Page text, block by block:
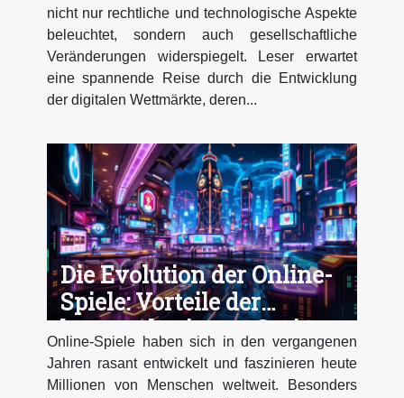
nicht nur rechtliche und technologische Aspekte
beleuchtet, sondern auch gesellschaftliche
Veränderungen widerspiegelt. Leser erwartet
eine spannende Reise durch die Entwicklung
der digitalen Wettmärkte, deren...
Die Evolution der Online-
Spiele: Vorteile der
browserbasierten Casino-
Plattformen
Online-Spiele haben sich in den vergangenen
Jahren rasant entwickelt und faszinieren heute
Millionen von Menschen weltweit. Besonders